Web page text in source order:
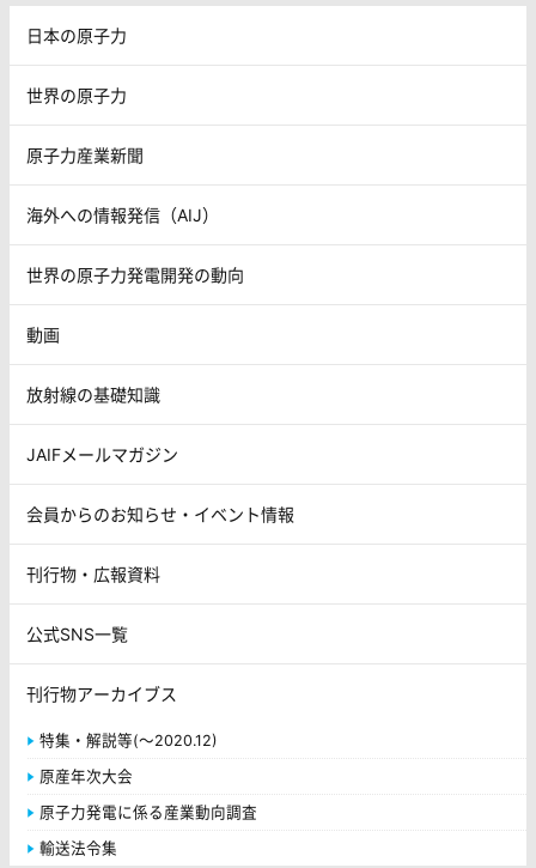
日本の原子力
世界の原子力
原子力産業新聞
海外への情報発信（AIJ）
世界の原子力発電開発の動向
動画
放射線の基礎知識
JAIFメールマガジン
会員からのお知らせ・イベント情報
刊行物・広報資料
公式SNS一覧
刊行物アーカイブス
特集・解説等(～2020.12)
原産年次大会
原子力発電に係る産業動向調査
輸送法令集